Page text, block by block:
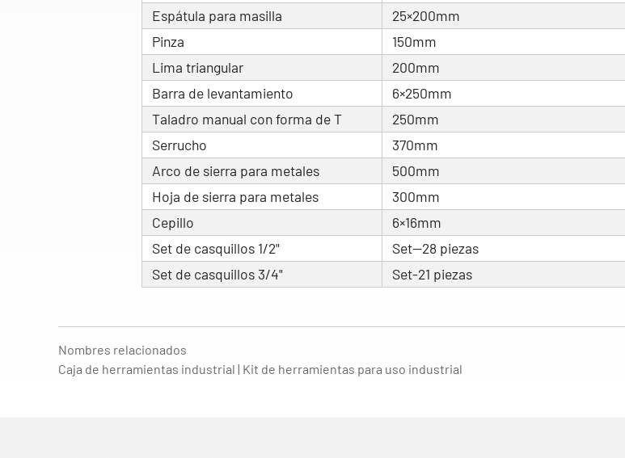
Espátula para masilla
25×200mm
Pinza
150mm
Lima triangular
200mm
Barra de levantamiento
6×250mm
Taladro manual con forma de T
250mm
Serrucho
370mm
Arco de sierra para metales
500mm
Hoja de sierra para metales
300mm
Cepillo
6×16mm
Set de casquillos 1/2"
Set—28 piezas
Set de casquillos 3/4"
Set-21 piezas
Nombres relacionados
Caja de herramientas industrial | Kit de herramientas para uso industrial